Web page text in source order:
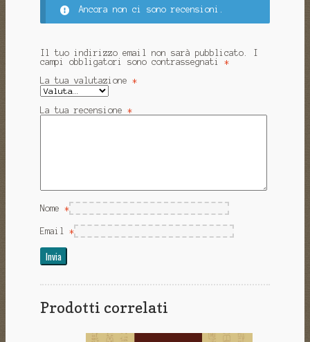
Ancora non ci sono recensioni.
Il tuo indirizzo email non sarà pubblicato.
I
campi obbligatori sono contrassegnati *
La tua valutazione *
La tua recensione *
Nome *
Email *
Prodotti correlati